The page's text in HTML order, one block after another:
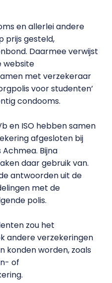
en allerlei andere
prijs gesteld,
Daarmee verwijst
website
met verzekeraar
voor studenten’
condooms.
en ISO hebben samen
afgesloten bij
Bijna
daar gebruik van.
antwoorden uit de
met de
polis.
zou het
andere verzekeringen
konden worden, zoals
of